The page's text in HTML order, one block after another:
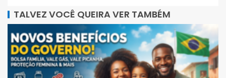
TALVEZ VOCÊ QUEIRA VER TAMBÉM